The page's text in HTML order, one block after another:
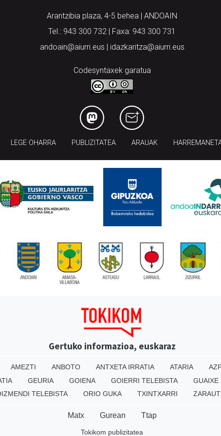
Arantzibia plaza, 4-5 behea | ANDOAIN
Tel.: 943 300 732 | Faxa: 943 300 731
andoain@aiurri.eus | idazkaritza@aiurri.eus
Codesyntaxek garatua
LEGE OHARRA PUBLIZITATEA ARAUAK
Gertuko informazioa, euskaraz
AMEZTI ANBOTO ANTXETA IRRATIA ATARIA
GEURIA GOIENA GOIERRI TELEBISTA GUAIXE
TELEBISTA ORIO GUKA TXINTXARRI
Matx Gurean Ttap
Tokikom publizitatea